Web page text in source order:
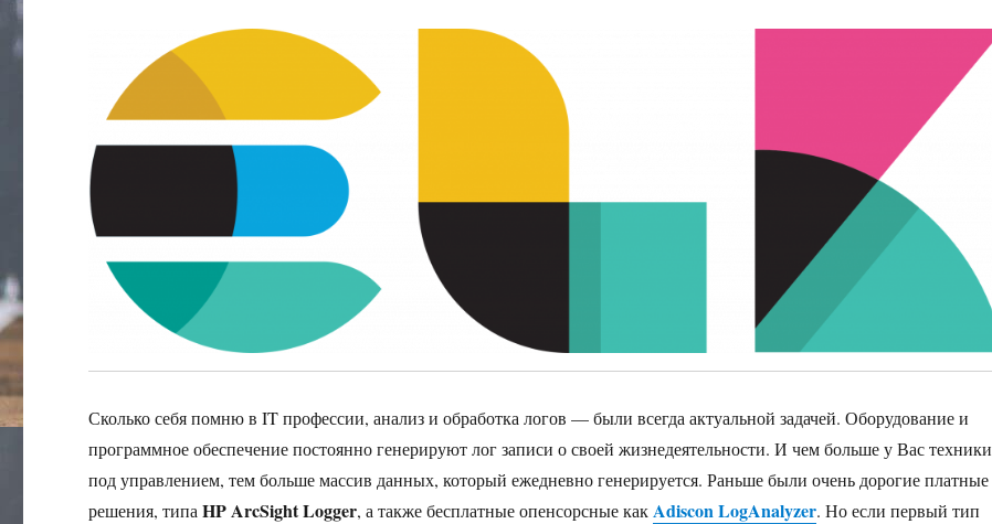
Сколько себя помню в IT профессии, анализ и обработка логов — были всегда актуальной задачей. Оборудование и
программное обеспечение постоянно генерируют лог записи о своей жизнедеятельности. И чем больше у Вас техники
под управлением, тем больше массив данных, который ежедневно генерируется. Раньше были очень дорогие платные
решения, типаHP ArcSight Logger, а также бесплатные опенсорсные какAdiscon LogAnalyzer. Но если первый тип